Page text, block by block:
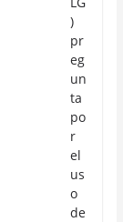
)
pr
eg
un
ta
po
r
el
us
o
de